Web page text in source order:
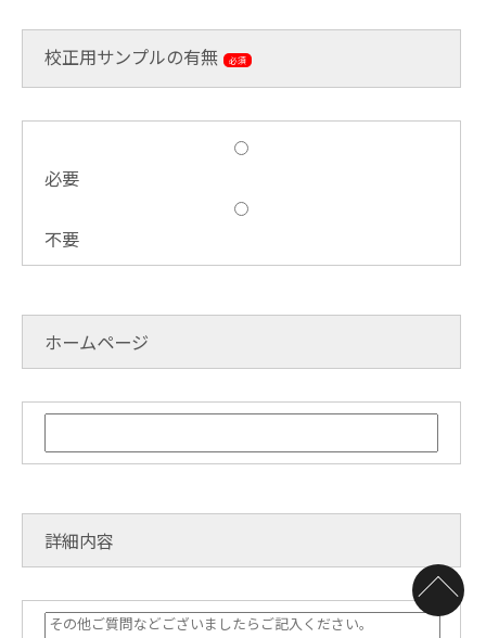
校正用サンプルの有無 必須
必要
不要
ホームページ
詳細内容